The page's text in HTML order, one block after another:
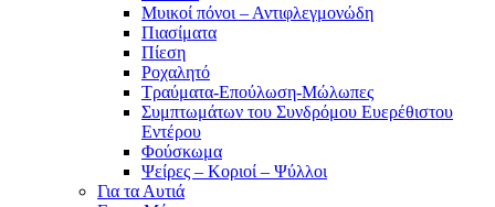
Μυικοί πόνοι – Αντιφλεγμονώδη
Πιασίματα
Πίεση
Ροχαλητό
Τραύματα-Επούλωση-Μώλωπες
Συμπτωμάτων του Συνδρόμου Ευερέθιστου
Εντέρου
Φούσκωμα
Ψείρες – Κοριοί – Ψύλλοι
Για τα Αυτιά